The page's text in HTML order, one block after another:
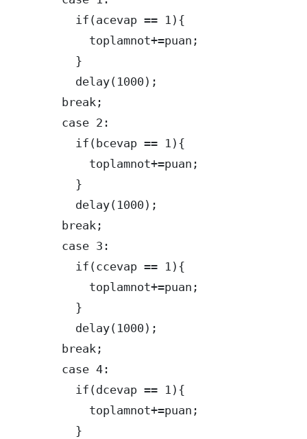
          if(acevap == 1){
            toplamnot+=puan;
          }
          delay(1000);
        break;
        case 2:
          if(bcevap == 1){
            toplamnot+=puan;
          }
          delay(1000);
        break;
        case 3:
          if(ccevap == 1){
            toplamnot+=puan;
          }
          delay(1000);
        break;
        case 4:
          if(dcevap == 1){
            toplamnot+=puan;
          }